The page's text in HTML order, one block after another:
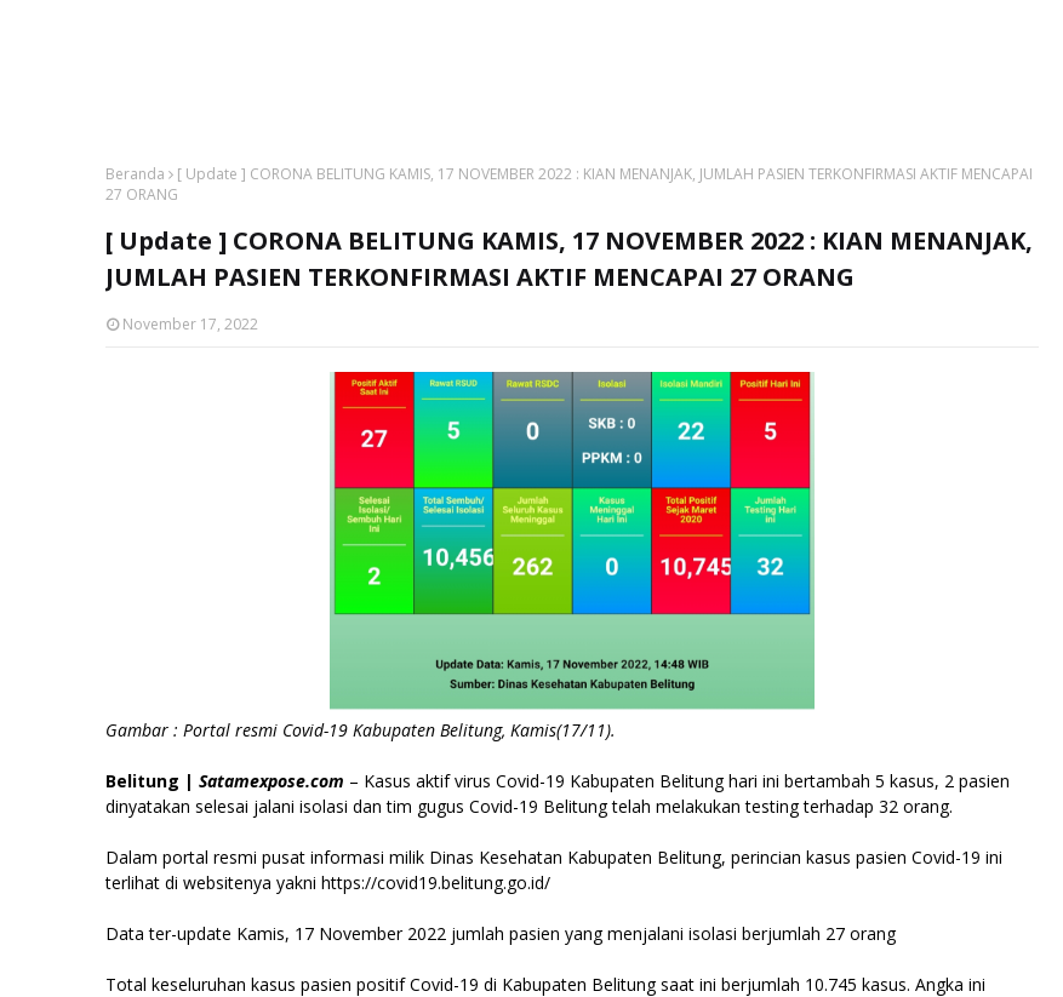
Beranda
[ Update ] CORONA BELITUNG KAMIS, 17 NOVEMBER 2022 : KIAN MENANJAK, JUMLAH PASIEN TERKONFIRMASI AKTIF MENCAPAI
27 ORANG
[ Update ] CORONA BELITUNG KAMIS, 17 NOVEMBER 2022 : KIAN MENANJAK,
JUMLAH PASIEN TERKONFIRMASI AKTIF MENCAPAI 27 ORANG
November 17, 2022
Gambar : Portal resmi Covid-19 Kabupaten Belitung, Kamis(17/11).
Belitung | Satamexpose.com – Kasus aktif virus Covid-19 Kabupaten Belitung hari ini bertambah 5 kasus, 2 pasien
dinyatakan selesai jalani isolasi dan tim gugus Covid-19 Belitung telah melakukan testing terhadap 32 orang.
Dalam portal resmi pusat informasi milik Dinas Kesehatan Kabupaten Belitung, perincian kasus pasien Covid-19 ini
terlihat di websitenya yakni https://covid19.belitung.go.id/
Data ter-update Kamis, 17 November 2022 jumlah pasien yang menjalani isolasi berjumlah 27 orang
Total keseluruhan kasus pasien positif Covid-19 di Kabupaten Belitung saat ini berjumlah 10.745 kasus. Angka ini